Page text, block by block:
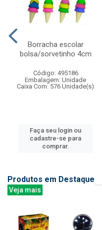
Borracha escolar
bolsa/sorvetinho 4cm
Código: 495186
Embalagem: Unidade
Caixa Com: 576 Unidade(s)
Faça seu login ou
cadastre-se para
comprar.
Produtos em Destaque
Veja mais